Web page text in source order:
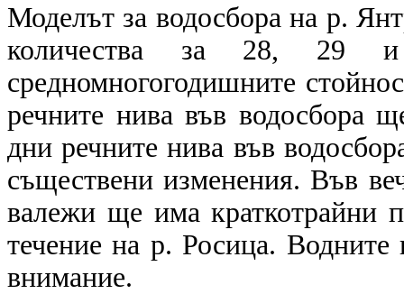
Моделът за водосбора на р.
количества за 28, 29
средномногогодишните
речните нива във водосбора
дни речните нива във
съществени изменения. Във
валежи ще има краткотрайни
течение на р. Росица. Водните
внимание.